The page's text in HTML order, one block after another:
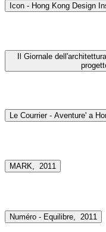
Icon - Hong Kong Design
Il Giornale
Le Courrier - Aventure' a
MARK, 2011
Numéro - Equilibre, 2011